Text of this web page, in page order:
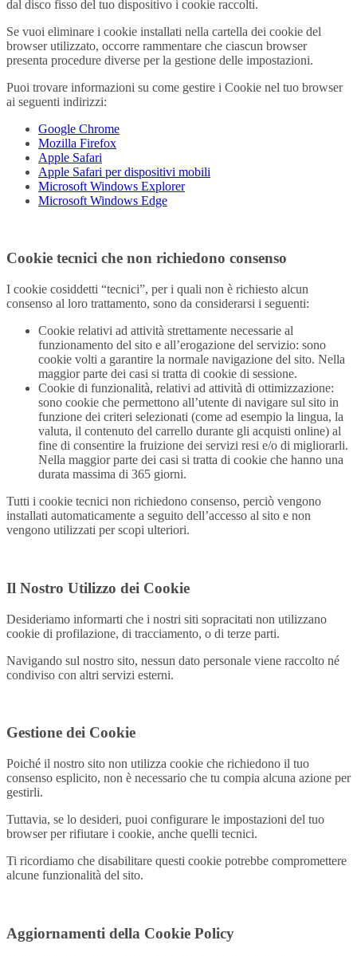
dal disco fisso del tuo dispositivo i cookie raccolti.
Se vuoi eliminare i cookie installati nella cartella dei cookie del
browser utilizzato, occorre rammentare che ciascun browser
presenta procedure diverse per la gestione delle impostazioni.
Puoi trovare informazioni su come gestire i Cookie nel tuo browser
ai seguenti indirizzi:
Google Chrome
Mozilla Firefox
Apple Safari
Apple Safari per dispositivi mobili
Microsoft Windows Explorer
Microsoft Windows Edge
Cookie tecnici che non richiedono consenso
I cookie cosiddetti “tecnici”, per i quali non è richiesto alcun
consenso al loro trattamento, sono da considerarsi i seguenti:
Cookie relativi ad attività strettamente necessarie al
funzionamento del sito e all’erogazione del servizio: sono
cookie volti a garantire la normale navigazione del sito. Nella
maggior parte dei casi si tratta di cookie di sessione.
Cookie di funzionalità, relativi ad attività di ottimizzazione:
sono cookie che permettono all’utente di navigare sul sito in
funzione dei criteri selezionati (come ad esempio la lingua, la
valuta, il contenuto del carrello durante gli acquisti online) al
fine di consentire la fruizione dei servizi resi e/o di migliorarli.
Nella maggior parte dei casi si tratta di cookie che hanno una
durata massima di 365 giorni.
Tutti i cookie tecnici non richiedono consenso, perciò vengono
installati automaticamente a seguito dell’accesso al sito e non
vengono utilizzati per scopi ulteriori.
Il Nostro Utilizzo dei Cookie
Desideriamo informarti che i nostri siti sopracitati non utilizzano
cookie di profilazione, di tracciamento, o di terze parti.
Navigando sul nostro sito, nessun dato personale viene raccolto né
condiviso con altri servizi esterni.
Gestione dei Cookie
Poiché il nostro sito non utilizza cookie che richiedono il tuo
consenso esplicito, non è necessario che tu compia alcuna azione per
gestirli.
Tuttavia, se lo desideri, puoi configurare le impostazioni del tuo
browser per rifiutare i cookie, anche quelli tecnici.
Ti ricordiamo che disabilitare questi cookie potrebbe compromettere
alcune funzionalità del sito.
Aggiornamenti della Cookie Policy